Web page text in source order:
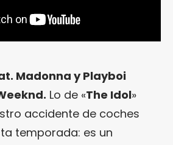
Madonna y Playboi
Lo de «The Idol»
accidente de coches
temporada: es un